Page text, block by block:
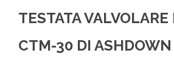
TESTATA VALVOLARE
CTM-30 DI ASHDOWN